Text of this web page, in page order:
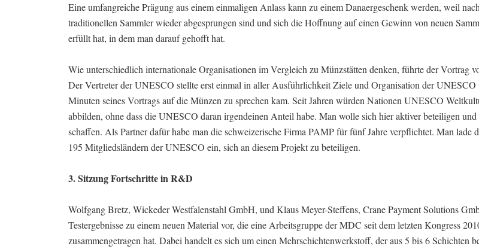
Eine umfangreiche Prägung aus einem einmaligen Anlass kann zu einem Danaergeschenk werden, weil
traditionellen Sammler wieder abgesprungen sind und sich die Hoffnung auf einen Gewinn von neuen
erfüllt hat, in dem man darauf gehofft hat.
Wie unterschiedlich internationale Organisationen im Vergleich zu Münzstätten denken, führte der Vortrag
Der Vertreter der UNESCO stellte erst einmal in aller Ausführlichkeit Ziele und Organisation der UNESCO
Minuten seines Vortrags auf die Münzen zu sprechen kam. Seit Jahren würden Nationen UNESCO
abbilden, ohne dass die UNESCO daran irgendeinen Anteil habe. Man wolle sich hier aktiver beteiligen
schaffen. Als Partner dafür habe man die schweizerische Firma PAMP für fünf Jahre verpflichtet. Man lade
195 Mitgliedsländern der UNESCO ein, sich an diesem Projekt zu beteiligen.
3. Sitzung Fortschritte in R&D
Wolfgang Bretz, Wickeder Westfalenstahl GmbH, und Klaus Meyer-Steffens, Crane Payment Solutions
Testergebnisse zu einem neuen Material vor, die eine Arbeitsgruppe der MDC seit dem letzten Kongress
zusammengetragen hat. Dabei handelt es sich um einen Mehrschichtenwerkstoff, der aus 5 bis 6 Schichten